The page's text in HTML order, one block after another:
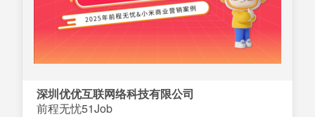
深圳优优互联网络科技有限公司
前程无忧51Job